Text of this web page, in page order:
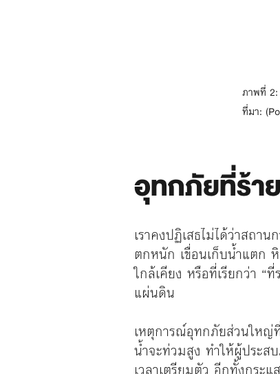
ภาพที่
ที่มา:
อุทกภัยที่ร้า
เราคงปฏิเสธไม่ได้ว่าสถ
ตกหนัก เขื่อนเก็บน้ำแตก
ใกล้เคียง หรือที่เรียกว่า “
แผ่นดิน
เหตุการณ์อุทกภัยส่วนใหญ่
น้ำจะท่วมสูง ทำให้ผู้ประส